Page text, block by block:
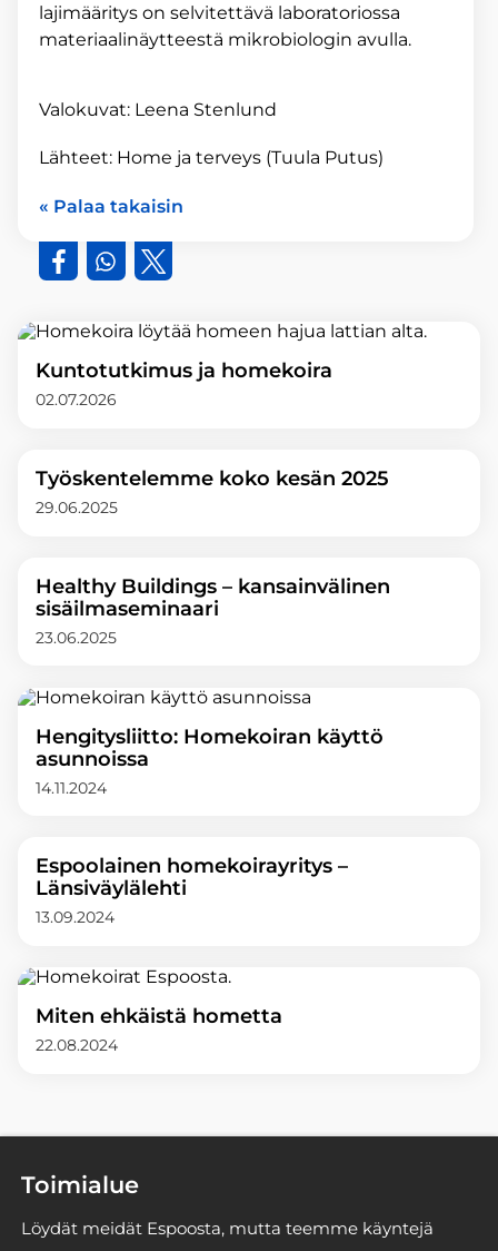
lajimääritys on selvitettävä laboratoriossa
materiaalinäytteestä mikrobiologin avulla.
Valokuvat: Leena Stenlund
Lähteet: Home ja terveys (Tuula Putus)
« Palaa takaisin
Kuntotutkimus ja homekoira
02.07.2026
Työskentelemme koko kesän 2025
29.06.2025
Healthy Buildings – kansainvälinen
sisäilmaseminaari
23.06.2025
Hengitysliitto: Homekoiran käyttö
asunnoissa
14.11.2024
Espoolainen homekoirayritys –
Länsiväylälehti
13.09.2024
Miten ehkäistä hometta
22.08.2024
Toimialue
Löydät meidät Espoosta, mutta teemme käyntejä